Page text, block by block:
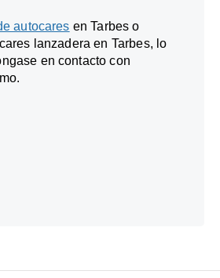
autocares en Tarbes o
lanzadera en Tarbes, lo
en contacto con